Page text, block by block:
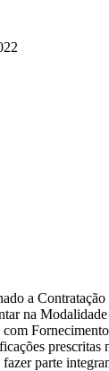
a Contratação
na
parte